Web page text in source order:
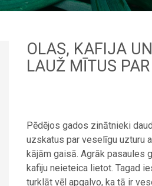
OLAS, KAFIJA
LAUŽ MĪTUS
Pēdējos gados zinātnieki
uzskatus par veselīgu uzturu
kājām gaisā. Agrāk pasaules
kafiju neieteica lietot. Tagad
turklāt vēl apgalvo, ka tā ir